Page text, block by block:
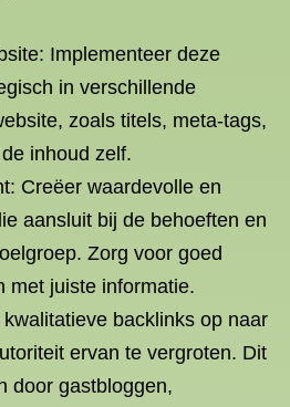
Implementeer deze
in verschillende
zoals titels, meta-tags,
inhoud zelf.
Creëer waardevolle en
aansluit bij de behoeften en
Zorg voor goed
met juiste informatie.
backlinks op naar
ervan te vergroten. Dit
door gastbloggen,